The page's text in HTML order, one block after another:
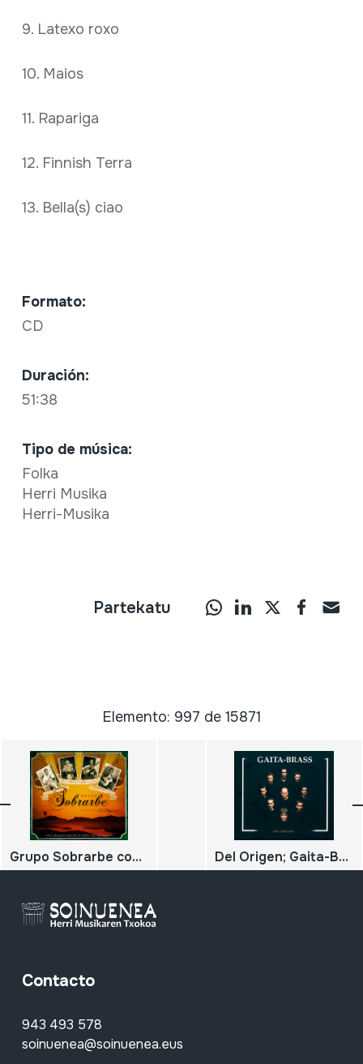
9. Latexo roxo
10. Maios
11. Rapariga
12. Finnish Terra
13. Bella(s) ciao
Formato:
CD
Duración:
51:38
Tipo de música:
Folka
Herri Musika
Herri-Musika
Partekatu
Elemento: 997 de 15871
Grupo Sobrarbe con su gran éxito La Higuera; La orquesta dispone de grupo electrógeno Del Origen; Gaita-Brass
Contacto
943 493 578
soinuenea@soinuenea.eus